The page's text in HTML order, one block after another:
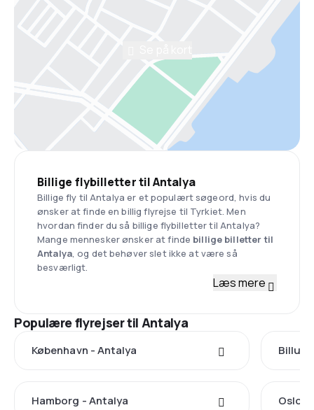
Billige flybilletter til Antalya
Billige fly til Antalya er et populært søgeord, hvis du
ønsker at finde en billig flyrejse til Tyrkiet. Men
hvordan finder du så billige flybilletter til Antalya?
Mange mennesker ønsker at finde billige billetter til
Antalya, og det behøver slet ikke at være så
besværligt.
Læs mere
Populære flyrejser til Antalya
København - Antalya
Hamborg - Antalya Oslo -